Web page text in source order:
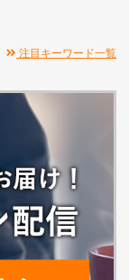
注目キーワード一覧